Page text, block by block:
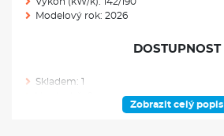
Modelový rok: 2026
DOSTUPNOST
Skladem: 1
Zobrazit celý popis